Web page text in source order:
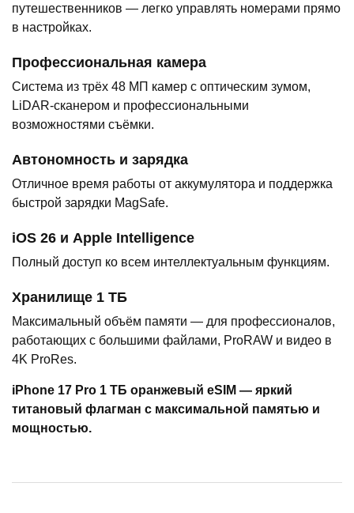
путешественников — легко управлять номерами прямо
в настройках.
Профессиональная камера
Система из трёх 48 МП камер с оптическим зумом,
LiDAR-сканером и профессиональными
возможностями съёмки.
Автономность и зарядка
Отличное время работы от аккумулятора и поддержка
быстрой зарядки MagSafe.
iOS 26 и Apple Intelligence
Полный доступ ко всем интеллектуальным функциям.
Хранилище 1 ТБ
Максимальный объём памяти — для профессионалов,
работающих с большими файлами, ProRAW и видео в
4K ProRes.
iPhone 17 Pro 1 ТБ оранжевый eSIM — яркий
титановый флагман с максимальной памятью и
мощностью.